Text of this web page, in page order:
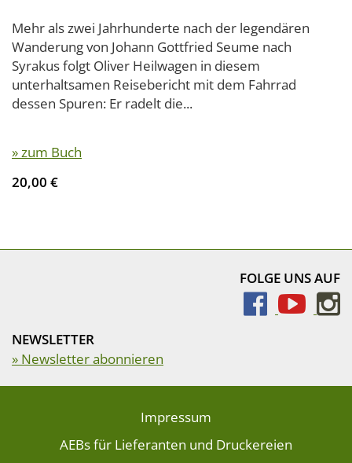
Mehr als zwei Jahrhunderte nach der legendären
Wanderung von Johann Gottfried Seume nach
Syrakus folgt Oliver Heilwagen in diesem
unterhaltsamen Reisebericht mit dem Fahrrad
dessen Spuren: Er radelt die...
» zum Buch
20,00 €
FOLGE UNS AUF
NEWSLETTER
» Newsletter abonnieren
Impressum
AEBs für Lieferanten und Druckereien